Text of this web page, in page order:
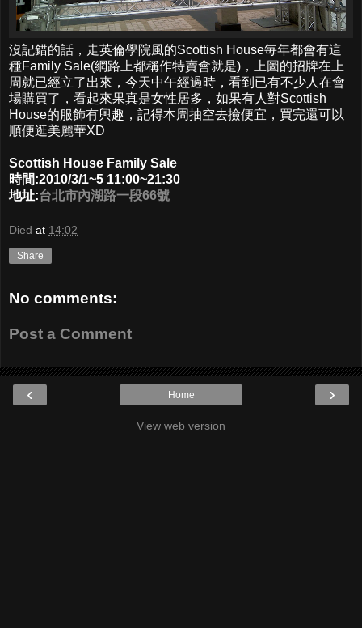
沒記錯的話，走英倫學院風的Scottish House毎年都會有這
種Family Sale(網路上都稱作特賣會就是)，上圖的招牌在上
周就已經立了出來，今天中午經過時，看到已有不少人在會
場購買了，看起來果真是女性居多，如果有人對Scottish
House的服飾有興趣，記得本周抽空去撿便宜，買完還可以
順便逛美麗華XD
Scottish House Family Sale
時間:2010/3/1~5 11:00~21:30
地址:台北市內湖路一段66號
Died at 14:02
Share
No comments:
Post a Comment
‹ ›
Home
View web version